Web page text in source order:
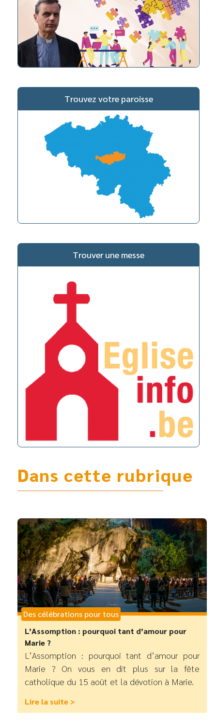
Trouvez votre paroisse
Trouver une messe
Dans cette rubrique
Des célébrations pour tous
L’Assomption : pourquoi tant d’amour pour
Marie ?
L’Assomption : pourquoi tant d’amour pour
Marie ? On vous en dit plus sur la fête
catholique du 15 août et la dévotion à Marie.
Lire la suite >